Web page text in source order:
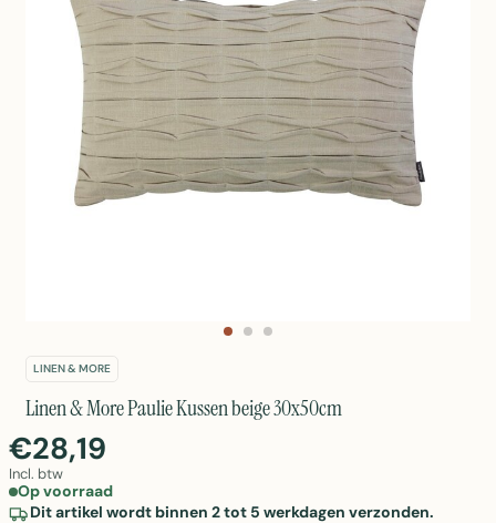
LINEN & MORE
Linen & More Paulie Kussen beige 30x50cm
€28,19
Incl. btw
Op voorraad
Dit artikel wordt binnen 2 tot 5 werkdagen verzonden.